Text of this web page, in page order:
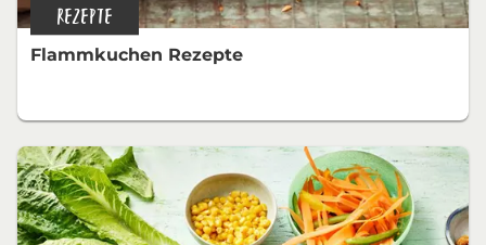
REZEPTE
Flammkuchen Rezepte